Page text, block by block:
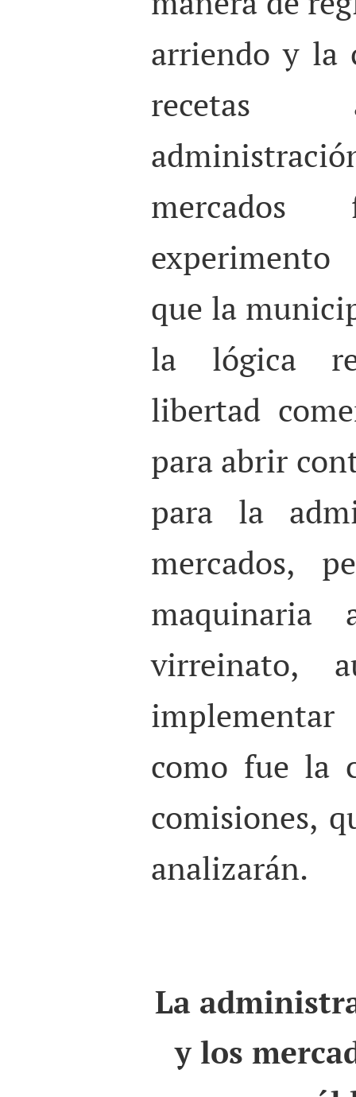
arriendo y la
recetas
que la
la lógica
libertad
para abrir
para la
mercados,
maquinaria
virreinato,
como fue la
comisiones,
analizarán.
La
y los